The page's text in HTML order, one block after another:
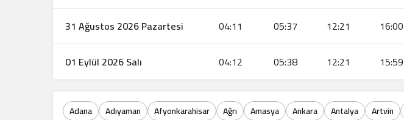
31 Ağustos 2026 Pazartesi
04:11 05:37 12:21 16:00
01 Eylül 2026 Salı
04:12 05:38 12:21 15:59
Adana Adıyaman Afyonkarahisar Ağrı Amasya Ankara Antalya Artvin